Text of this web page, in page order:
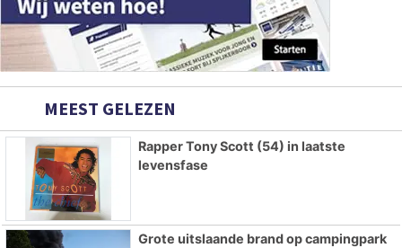
MEEST GELEZEN
Rapper Tony Scott (54) in laatste
levensfase
Grote uitslaande brand op campingpark